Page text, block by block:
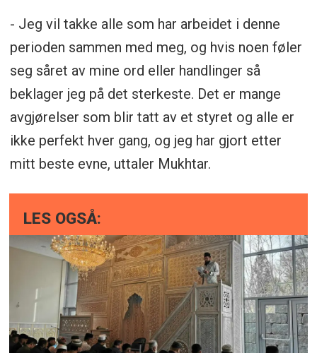
- Jeg vil takke alle som har arbeidet i denne
perioden sammen med meg, og hvis noen føler
seg såret av mine ord eller handlinger så
beklager jeg på det sterkeste. Det er mange
avgjørelser som blir tatt av et styret og alle er
ikke perfekt hver gang, og jeg har gjort etter
mitt beste evne, uttaler Mukhtar.
LES OGSÅ: